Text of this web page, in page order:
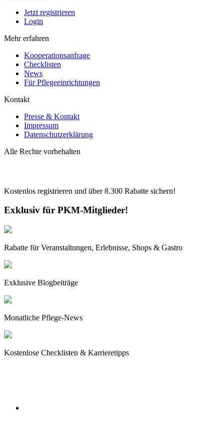
Jetzt registrieren
Login
Mehr erfahren
Kooperationsanfrage
Checklisten
News
Für Pflegeeinrichtungen
Kontakt
Presse & Kontakt
Impressum
Datenschutzerklärung
Alle Rechte vorbehalten
Kostenlos registrieren und über8.300 Rabatte sichern!
Exklusiv für PKM-Mitglieder!
Rabatte für Veranstaltungen, Erlebnisse, Shops & Gastro
Exklusive Blogbeiträge
Monatliche Pflege-News
Kostenlose Checklisten & Karrieretipps